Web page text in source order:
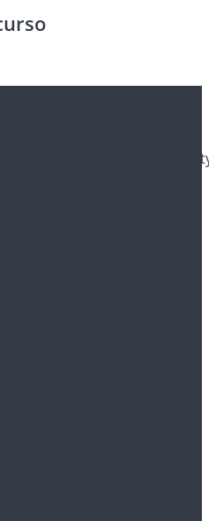
financieras utilizan